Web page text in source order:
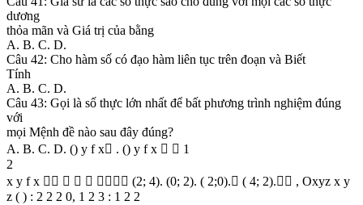
dương
thỏa mãn và Giá trị của bằng
A. B. C. D.
Câu 42: Cho hàm số có đạo hàm liên tục trên đoạn và Biết
Tính
A. B. C. D.
Câu 43: Gọi là số thực lớn nhất để bất phương trình nghiệm đúng
với
mọi Mệnh đề nào sau đây đúng?
A. B. C. D. () y f x . () y f x   1
2
x y f x      (2; 4). (0; 2). ( 2;0). ( 4; 2). , Oxyz x y
z ( ) : 2 2 2 0, 1 2 3 : 1 2 2